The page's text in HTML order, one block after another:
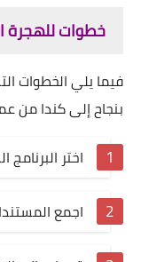
خطوات للهجرة
فيما يلي الخطوات
بنجاح إلى كندا من
اختر
اجمع